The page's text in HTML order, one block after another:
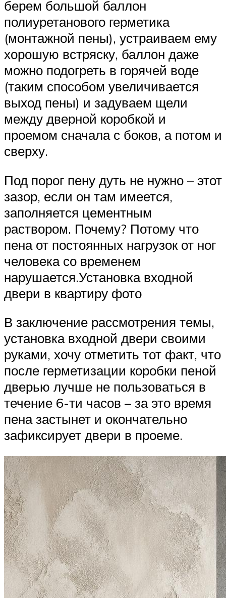
берем большой баллон
полиуретанового герметика
(монтажной пены), устраиваем ему
хорошую встряску, баллон даже
можно подогреть в горячей воде
(таким способом увеличивается
выход пены) и задуваем щели
между дверной коробкой и
проемом сначала с боков, а потом и
сверху.
Под порог пену дуть не нужно – этот
зазор, если он там имеется,
заполняется цементным
раствором. Почему? Потому что
пена от постоянных нагрузок от ног
человека со временем
нарушается.Установка входной
двери в квартиру фото
В заключение рассмотрения темы,
установка входной двери своими
руками, хочу отметить тот факт, что
после герметизации коробки пеной
дверью лучше не пользоваться в
течение 6-ти часов – за это время
пена застынет и окончательно
зафиксирует двери в проеме.